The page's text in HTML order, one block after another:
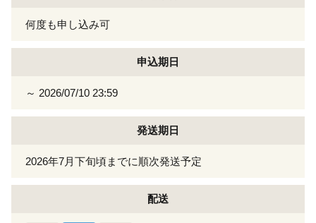
何度も申し込み可
申込期日
～ 2026/07/10 23:59
発送期日
2026年7月下旬頃までに順次発送予定
配送